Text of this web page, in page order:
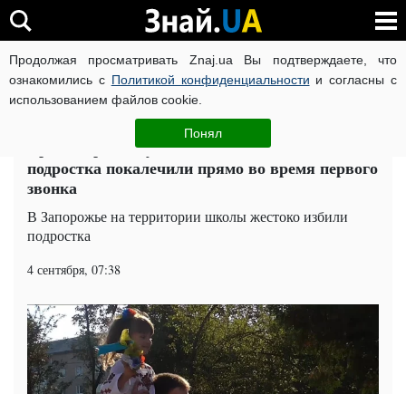
Продолжая просматривать Znaj.ua Вы подтверждаете, что
ознакомились с Политикой конфиденциальности и согласны с
использованием файлов cookie.
Понял
ВОЙНА РОССИИ ПРОТИВ УКРАИНЫ КОРОНАВИРУС В
Общество ЧИТАТИ УКРАЇНСЬКОЮ
Кража, драка, публичное издевательство:
подростка покалечили прямо во время первого
звонка
В Запорожье на территории школы жестоко избили
подростка
4 сентября, 07:38